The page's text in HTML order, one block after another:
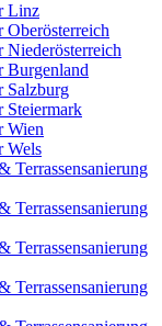
Linz
Oberösterreich
Niederösterreich
Burgenland
Salzburg
Steiermark
Wien
Wels
Terrassensanierung
Terrassensanierung
Terrassensanierung
Terrassensanierung